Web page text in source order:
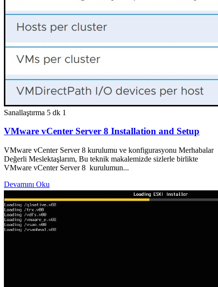
Sanallaştırma 5 dk 1
VMware vCenter Server 8 Installation and Setup
VMware vCenter Server 8 kurulumu ve konfigurasyonu Merhabalar
Değerli Meslektaşlarım, Bu teknik makalemizde sizlerle birlikte
VMware vCenter Server 8 kurulumun...
Devamını Oku